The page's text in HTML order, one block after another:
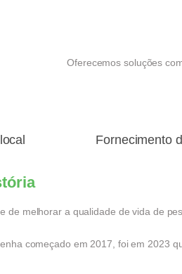
Oferecemos soluções
Fornecimento
de melhorar a qualidade de vida de
começado em 2017, foi em 2023